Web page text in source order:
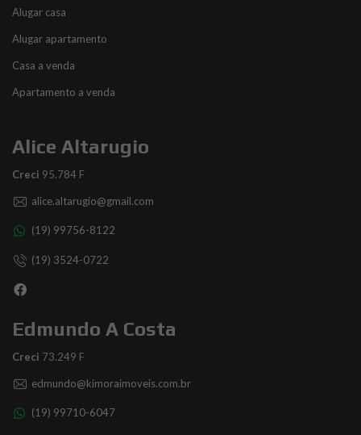
Alugar casa
Alugar apartamento
Casa a venda
Apartamento a venda
Alice Altarugio
Creci 95.784 F
alice.altarugio@gmail.com
(19) 99756-8122
(19) 3524-0722
Edmundo A Costa
Creci 73.249 F
edmundo@kimoraimoveis.com.br
(19) 99710-6047